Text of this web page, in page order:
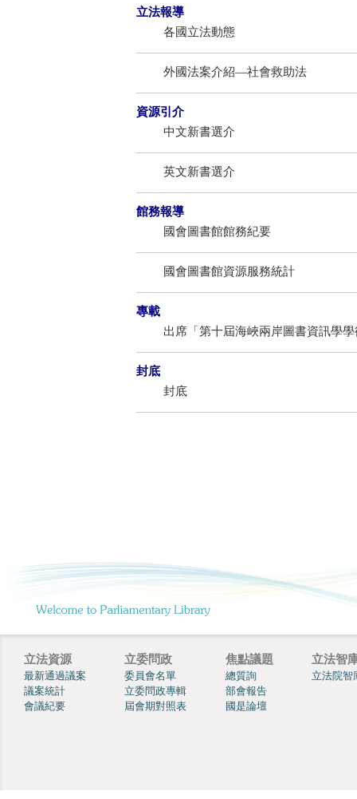
立法報導
各國立法動態
外國法案介紹—社會救助法
資源引介
中文新書選介
英文新書選介
館務報導
國會圖書館館務紀要
國會圖書館資源服務統計
專載
出席「第十屆海峽兩岸圖書資訊學
封底
封底
立法資源
最新通過議案
議案統計
會議紀要
立委問政
委員會名單
立委問政專輯
屆會期對照表
焦點議題
總質詢
部會報告
國是論壇
立法智
立法院智